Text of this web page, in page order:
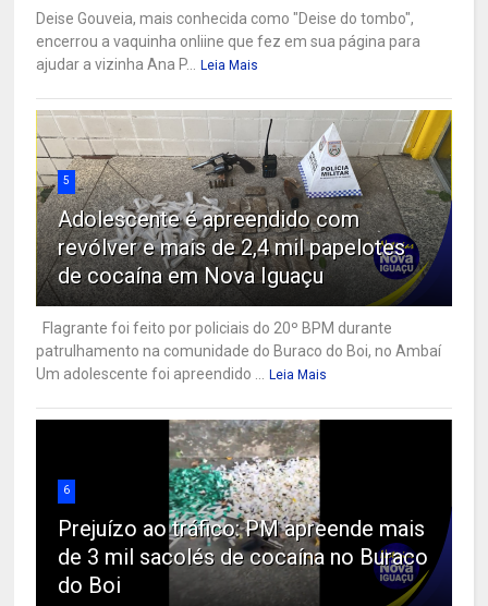
Deise Gouveia, mais conhecida como "Deise do tombo",
encerrou a vaquinha onliine que fez em sua página para
ajudar a vizinha Ana P...
Leia Mais
5
Adolescente é apreendido com
revólver e mais de 2,4 mil papelotes
de cocaína em Nova Iguaçu
Flagrante foi feito por policiais do 20º BPM durante
patrulhamento na comunidade do Buraco do Boi, no Ambaí
Um adolescente foi apreendido ...
Leia Mais
6
Prejuízo ao tráfico: PM apreende mais
de 3 mil sacolés de cocaína no Buraco
do Boi